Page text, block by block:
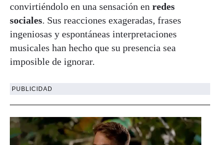
convirtiéndolo en una sensación en redes
sociales. Sus reacciones exageradas, frases
ingeniosas y espontáneas interpretaciones
musicales han hecho que su presencia sea
imposible de ignorar.
PUBLICIDAD